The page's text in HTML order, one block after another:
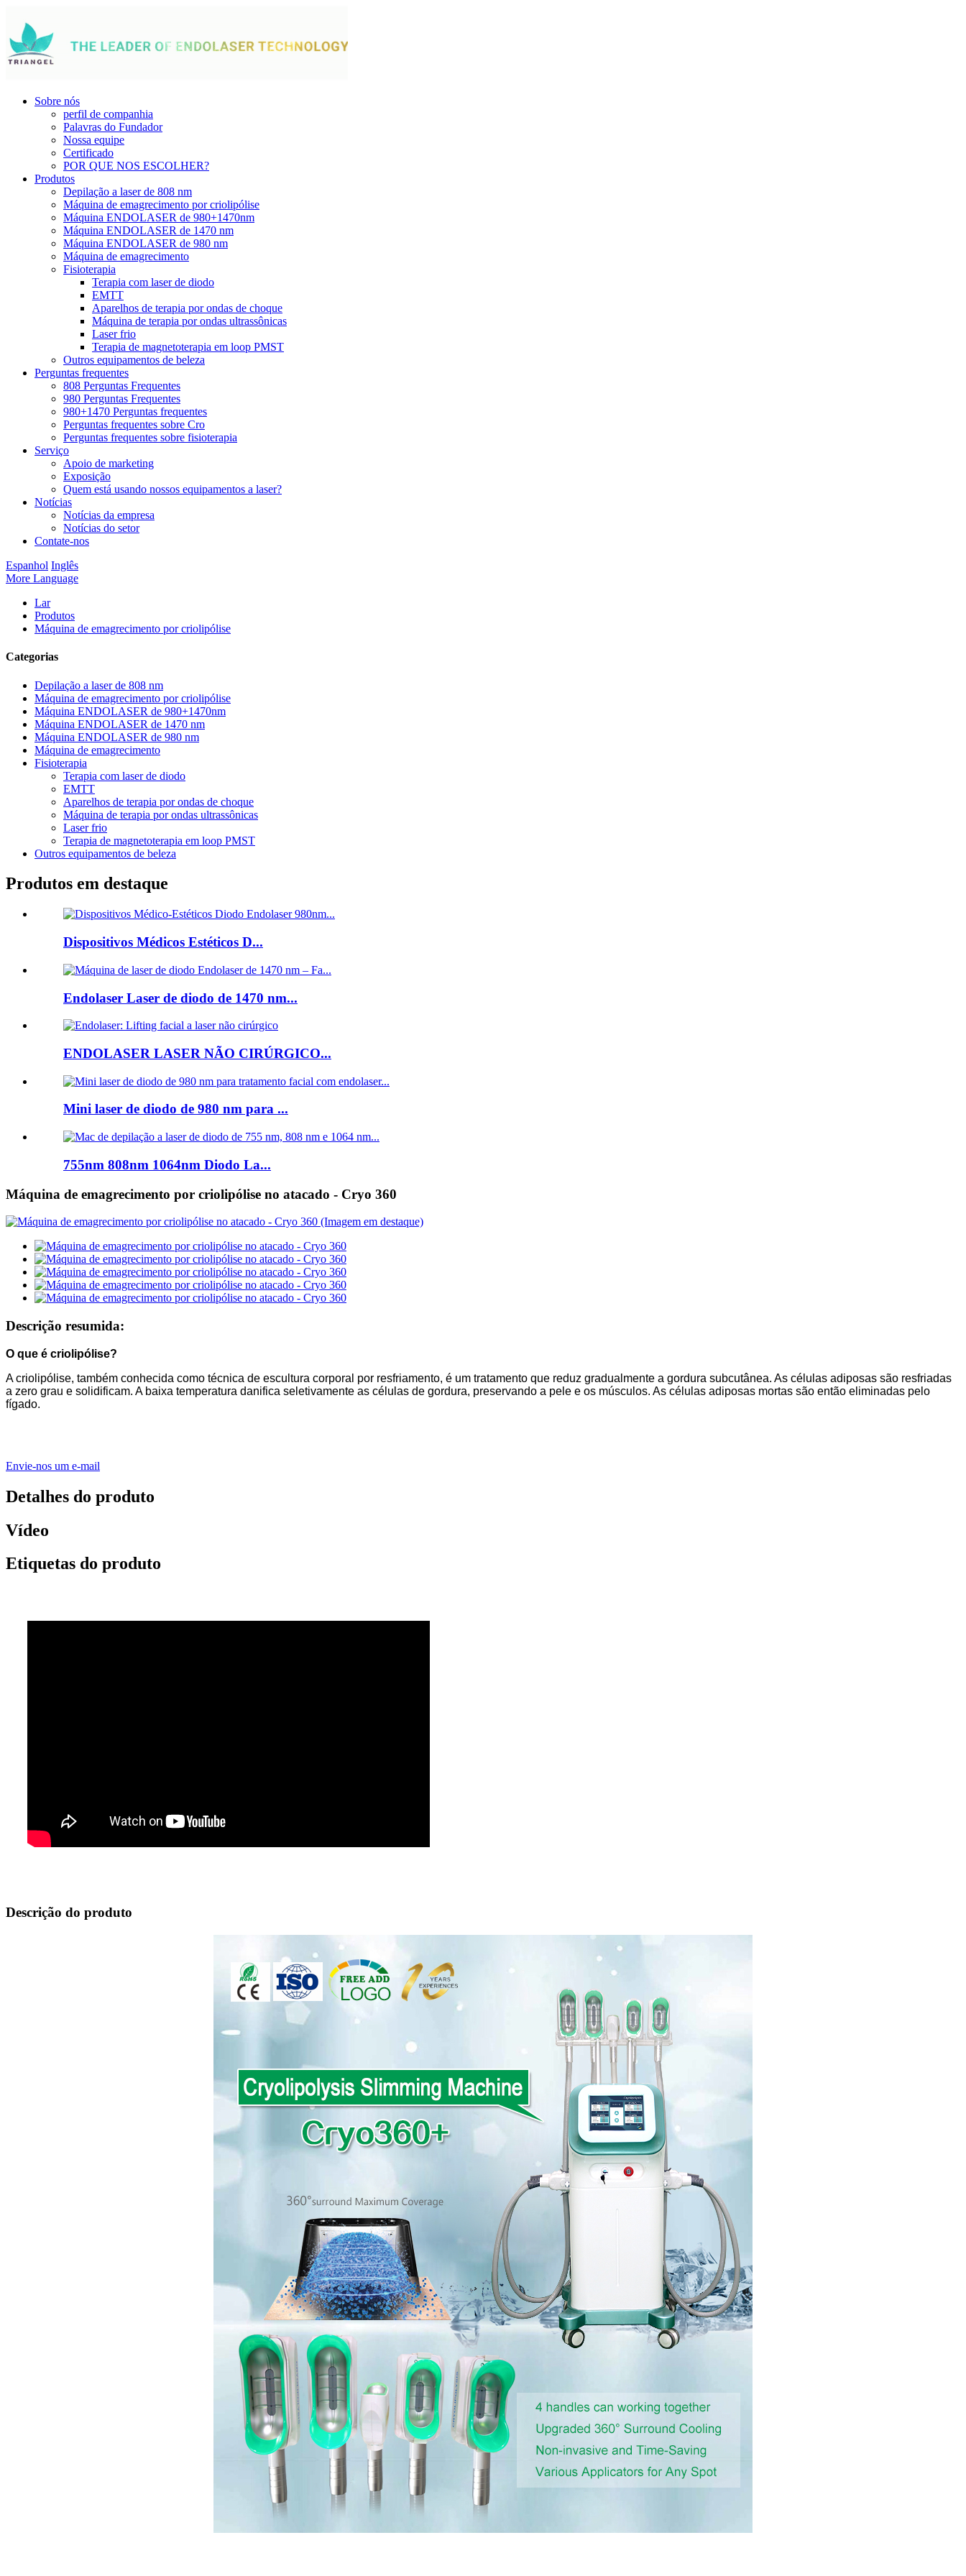
Sobre nós
perfil de companhia
Palavras do Fundador
Nossa equipe
Certificado
POR QUE NOS ESCOLHER?
Produtos
Depilação a laser de 808 nm
Máquina de emagrecimento por criolipólise
Máquina ENDOLASER de 980+1470nm
Máquina ENDOLASER de 1470 nm
Máquina ENDOLASER de 980 nm
Máquina de emagrecimento
Fisioterapia
Terapia com laser de diodo
EMTT
Aparelhos de terapia por ondas de choque
Máquina de terapia por ondas ultrassônicas
Laser frio
Terapia de magnetoterapia em loop PMST
Outros equipamentos de beleza
Perguntas frequentes
808 Perguntas Frequentes
980 Perguntas Frequentes
980+1470 Perguntas frequentes
Perguntas frequentes sobre Cro
Perguntas frequentes sobre fisioterapia
Serviço
Apoio de marketing
Exposição
Quem está usando nossos equipamentos a laser?
Notícias
Notícias da empresa
Notícias do setor
Contate-nos
Espanhol Inglês
More Language
Lar
Produtos
Máquina de emagrecimento por criolipólise
Categorias
Depilação a laser de 808 nm
Máquina de emagrecimento por criolipólise
Máquina ENDOLASER de 980+1470nm
Máquina ENDOLASER de 1470 nm
Máquina ENDOLASER de 980 nm
Máquina de emagrecimento
Fisioterapia
Terapia com laser de diodo
EMTT
Aparelhos de terapia por ondas de choque
Máquina de terapia por ondas ultrassônicas
Laser frio
Terapia de magnetoterapia em loop PMST
Outros equipamentos de beleza
Produtos em destaque
Dispositivos Médicos Estéticos D...
Endolaser Laser de diodo de 1470 nm...
ENDOLASER LASER NÃO CIRÚRGICO...
Mini laser de diodo de 980 nm para ...
755nm 808nm 1064nm Diodo La...
Máquina de emagrecimento por criolipólise no atacado - Cryo 360
Descrição resumida:
O que é criolipólise?
A criolipólise, também conhecida como técnica de escultura corporal por resfriamento, é um tratamento que reduz gradualmente a gordura subcutânea. As células adiposas são resfriadas
a zero grau e solidificam. A baixa temperatura danifica seletivamente as células de gordura, preservando a pele e os músculos. As células adiposas mortas são então eliminadas pelo
fígado.
Envie-nos um e-mail
Detalhes do produto
Vídeo
Etiquetas do produto
Descrição do produto